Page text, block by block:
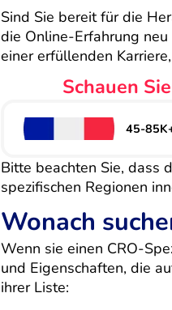
Sind Sie bereit für die
die Online-Erfahrung
einer erfüllenden
Schauen
45-
Bitte beachten Sie, dass
spezifischen Regionen
Wonach
Wenn sie einen CRO-
und Eigenschaften, die
ihrer Liste: